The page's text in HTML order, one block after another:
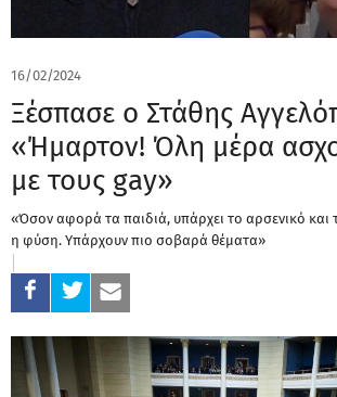
16/02/2024
Ξέσπασε ο Στάθης
«Ήμαρτον! Όλη μέρα
με τους gay»
«Όσον αφορά τα παιδιά, υπάρχει το αρσενικό και
η φύση. Υπάρχουν πιο σοβαρά θέματα»